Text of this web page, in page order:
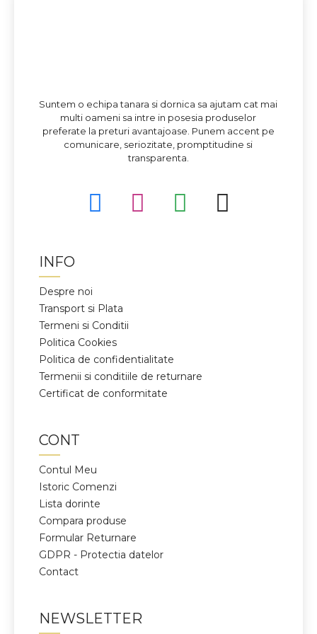
Suntem o echipa tanara si dornica sa ajutam cat mai
multi oameni sa intre in posesia produselor
preferate la preturi avantajoase. Punem accent pe
comunicare, seriozitate, promptitudine si
transparenta.
INFO
Despre noi
Transport si Plata
Termeni si Conditii
Politica Cookies
Politica de confidentialitate
Termenii si conditiile de returnare
Certificat de conformitate
CONT
Contul Meu
Istoric Comenzi
Lista dorinte
Compara produse
Formular Returnare
GDPR - Protectia datelor
Contact
NEWSLETTER